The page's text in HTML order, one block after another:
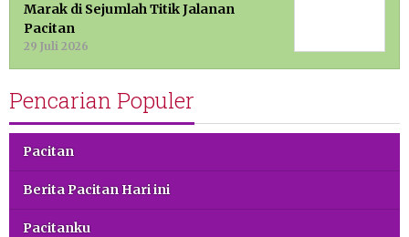
Marak di Sejumlah Titik Jalanan
Pacitan
29 Juli 2026
Pencarian Populer
Pacitan
Berita Pacitan Hari ini
Pacitanku